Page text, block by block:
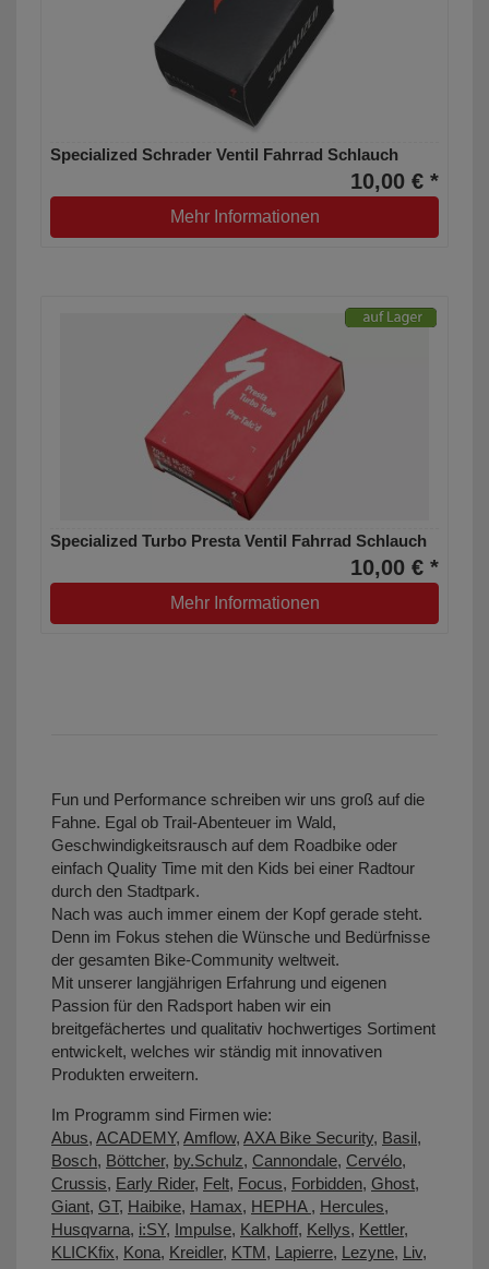
Specialized Schrader Ventil Fahrrad Schlauch
10,00 € *
Mehr Informationen
Specialized Turbo Presta Ventil Fahrrad Schlauch
10,00 € *
Mehr Informationen
Fun und Performance schreiben wir uns groß auf die
Fahne. Egal ob Trail-Abenteuer im Wald,
Geschwindigkeitsrausch auf dem Roadbike oder
einfach Quality Time mit den Kids bei einer Radtour
durch den Stadtpark.
Nach was auch immer einem der Kopf gerade steht.
Denn im Fokus stehen die Wünsche und Bedürfnisse
der gesamten Bike-Community weltweit.
Mit unserer langjährigen Erfahrung und eigenen
Passion für den Radsport haben wir ein
breitgefächertes und qualitativ hochwertiges Sortiment
entwickelt, welches wir ständig mit innovativen
Produkten erweitern.
Im Programm sind Firmen wie:
Abus, ACADEMY, Amflow, AXA Bike Security, Basil,
Bosch, Böttcher, by.Schulz, Cannondale, Cervélo,
Crussis, Early Rider, Felt, Focus, Forbidden, Ghost,
Giant, GT, Haibike, Hamax, HEPHA , Hercules,
Husqvarna, i:SY, Impulse, Kalkhoff, Kellys, Kettler,
KLICKfix, Kona, Kreidler, KTM, Lapierre, Lezyne, Liv,